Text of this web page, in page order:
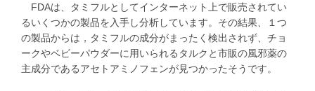
FDAは、タミフルとしてインターネット上で販売されてい
るいくつかの製品を入手し分析しています。その結果、１つ
の製品からは，タミフルの成分がまったく検出されず、チョ
ークやベビーパウダーに用いられるタルクと市販の風邪薬の
主成分であるアセトアミノフェンが見つかったそうです。